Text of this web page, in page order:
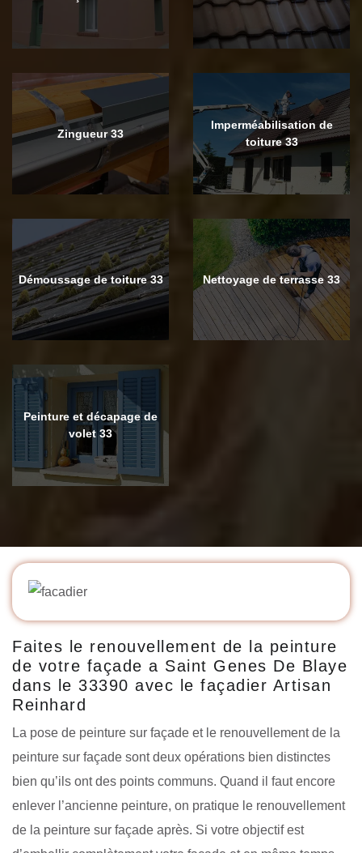
Zingueur 33
Imperméabilisation de
toiture 33
Démoussage de toiture 33 Nettoyage de terrasse 33
Peinture et décapage de
volet 33
Faites le renouvellement de la peinture
de votre façade a Saint Genes De Blaye
dans le 33390 avec le façadier Artisan
Reinhard
La pose de peinture sur façade et le renouvellement de la
peinture sur façade sont deux opérations bien distinctes
bien qu’ils ont des points communs. Quand il faut encore
enlever l’ancienne peinture, on pratique le renouvellement
de la peinture sur façade après. Si votre objectif est